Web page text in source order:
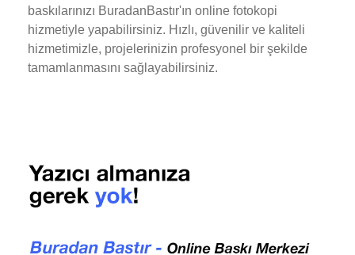
baskılarınızı BuradanBastır'ın online fotokopi
hizmetiyle yapabilirsiniz. Hızlı, güvenilir ve kaliteli
hizmetimizle, projelerinizin profesyonel bir şekilde
tamamlanmasını sağlayabilirsiniz.